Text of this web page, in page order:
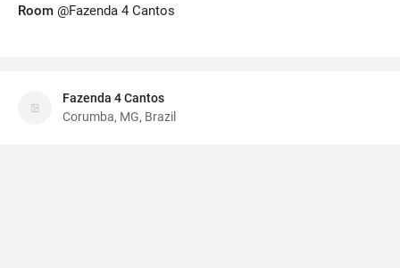
Room @Fazenda 4 Cantos
Fazenda 4 Cantos
Corumba, MG, Brazil